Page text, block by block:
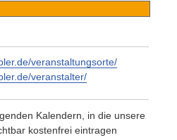
veranstaltungsorte/
veranstalter/
Kalendern, in die unsere
kostenfrei eintragen